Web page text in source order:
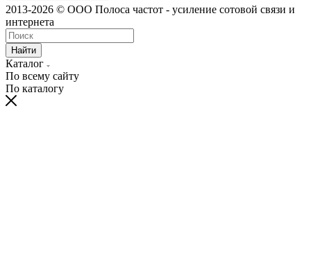
2013-2026 © ООО Полоса частот - усиление сотовой связи и
интернета
Найти
Каталог
По всему сайту
По каталогу